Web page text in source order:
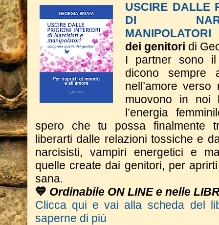
USCIRE DALLE
DI
MANIPOLATORI
dei genitori di
I partner sono
dicono sempre
nell’amore
muovono in noi
l’energia
spero che tu possa finalmente
liberarti dalle relazioni tossiche e
narcisisti, vampiri energetici e
quelle create dai genitori, per
sana.
💙 Ordinabile ON LINE e nelle
Clicca qui e vai alla scheda del
saperne di più